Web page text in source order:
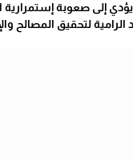
إلى صعوبة إستمرارية
لتحقيق المصالح